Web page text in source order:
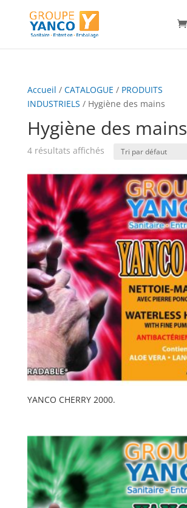
Accueil / CATALOGUE / PRODUITS
INDUSTRIELS / Hygiène des mains
Hygiène des mains
4 résultats affichés
YANCO CHERRY 2000.